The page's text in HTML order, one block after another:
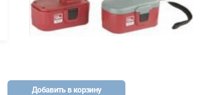
Добавить в корзину